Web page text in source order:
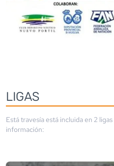
LIGAS
Está travesía está incluida en 2 ligas
información: